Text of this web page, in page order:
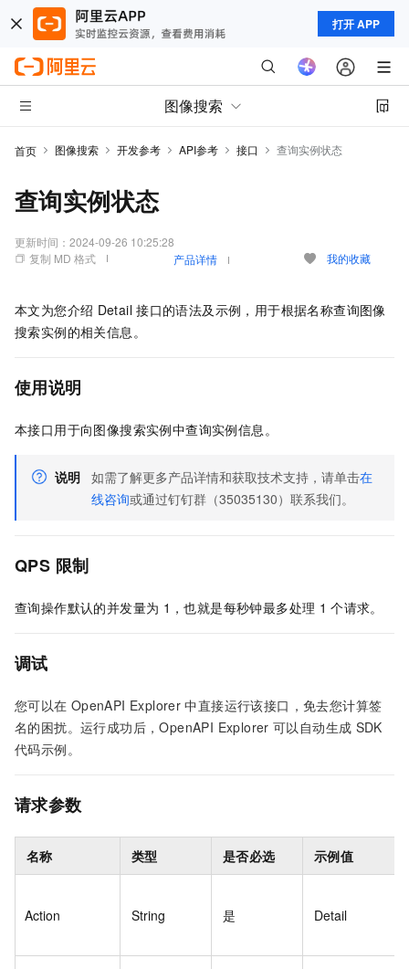
打开 APP
图像搜索
首页 图像搜索 开发参考 API参考 接口 查询实例状态
查询实例状态
更新时间： 2024-09-26 10:25:28
复制 MD 格式
产品详情 我的收藏
本文为您介绍 Detail 接口的语法及示例，用于根据名称查询图像
搜索实例的相关信息。
使用说明
本接口用于向图像搜索实例中查询实例信息。
说明 如需了解更多产品详情和获取技术支持，请单击在
线咨询或通过钉钉群（35035130）联系我们。
QPS 限制
查询操作默认的并发量为 1，也就是每秒钟最多处理 1 个请求。
调试
您可以在 OpenAPI Explorer 中直接运行该接口，免去您计算签
名的困扰。运行成功后，OpenAPI Explorer 可以自动生成 SDK
代码示例。
请求参数
名称 类型 是否必选 示例值
Action String 是 Detail